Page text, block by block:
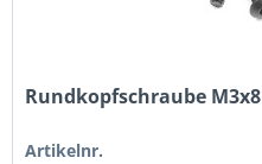
Rundkopfschraube M3x8
Artikelnr.